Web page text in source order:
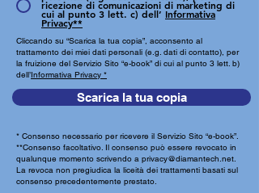
ricezione di comunicazioni di marketing di
cui al punto 3 lett. c) dell’ Informativa
Privacy**
Cliccando su “Scarica la tua copia”, acconsento al
trattamento dei miei dati personali (e.g. dati di contatto), per
la fruizione del Servizio Sito “e-book” di cui al punto 3 lett. b)
dell’Informativa Privacy *
Scarica la tua copia
* Consenso necessario per ricevere il Servizio Sito “e-book”.
**Consenso facoltativo. Il consenso può essere revocato in
qualunque momento scrivendo a privacy@diamantech.net.
La revoca non pregiudica la liceità dei trattamenti basati sul
consenso precedentemente prestato.